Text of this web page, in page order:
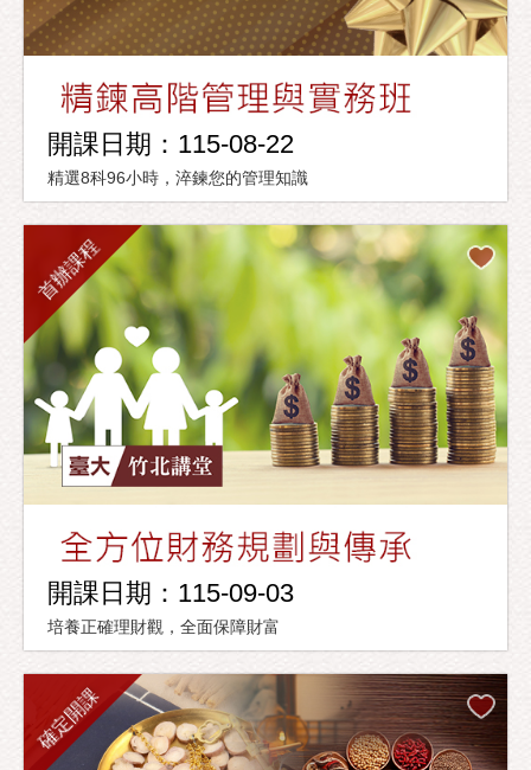
開課日期：115-08-22
精選8科96小時，淬鍊您的管理知識
首辦課程
開課日期：115-09-03
培養正確理財觀，全面保障財富
確定開課